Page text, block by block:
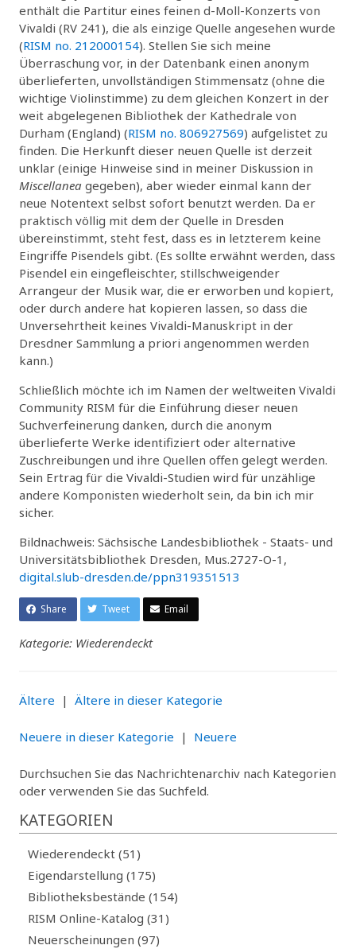
enthält die Partitur eines feinen d-Moll-Konzerts von
Vivaldi (RV 241), die als einzige Quelle angesehen wurde
(RISM no. 212000154). Stellen Sie sich meine
Überraschung vor, in der Datenbank einen anonym
überlieferten, unvollständigen Stimmensatz (ohne die
wichtige Violinstimme) zu dem gleichen Konzert in der
weit abgelegenen Bibliothek der Kathedrale von
Durham (England) (RISM no. 806927569) aufgelistet zu
finden. Die Herkunft dieser neuen Quelle ist derzeit
unklar (einige Hinweise sind in meiner Diskussion in
Miscellanea gegeben), aber wieder einmal kann der
neue Notentext selbst sofort benutzt werden. Da er
praktisch völlig mit dem der Quelle in Dresden
übereinstimmt, steht fest, dass es in letzterem keine
Eingriffe Pisendels gibt. (Es sollte erwähnt werden, dass
Pisendel ein eingefleischter, stillschweigender
Arrangeur der Musik war, die er erworben und kopiert,
oder durch andere hat kopieren lassen, so dass die
Unversehrtheit keines Vivaldi-Manuskript in der
Dresdner Sammlung a priori angenommen werden
kann.)
Schließlich möchte ich im Namen der weltweiten Vivaldi
Community RISM für die Einführung dieser neuen
Suchverfeinerung danken, durch die anonym
überlieferte Werke identifiziert oder alternative
Zuschreibungen und ihre Quellen offen gelegt werden.
Sein Ertrag für die Vivaldi-Studien wird für unzählige
andere Komponisten wiederholt sein, da bin ich mir
sicher.
Bildnachweis: Sächsische Landesbibliothek - Staats- und
Universitätsbibliothek Dresden, Mus.2727-O-1,
digital.slub-dresden.de/ppn319351513
Share Tweet Email
Kategorie: Wiederendeckt
Ältere | Ältere in dieser Kategorie
Neuere in dieser Kategorie | Neuere
Durchsuchen Sie das Nachrichtenarchiv nach Kategorien
oder verwenden Sie das Suchfeld.
KATEGORIEN
Wiederendeckt (51)
Eigendarstellung (175)
Bibliotheksbestände (154)
RISM Online-Katalog (31)
Neuerscheinungen (97)